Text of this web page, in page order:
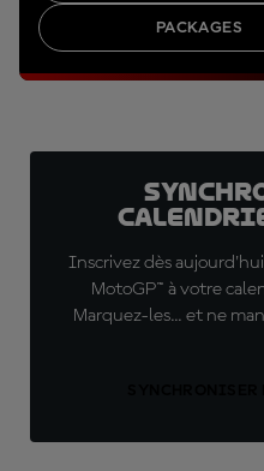
PACKAGES
Inscrivez dès
MotoGP™ à votre
Marquez-les... et ne